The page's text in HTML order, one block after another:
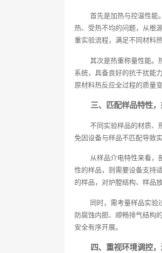
首先是加热与控温性能
热、受热不均的问题，从根
重实验流程，满足不同材料
其次是热重称量性能。
系统，具备良好的抗干扰能
原材料热反应全过程的质量
三、匹配样品特性
不同实验样品的材质、
免因设备与样品不匹配导致实
从样品介电特性来看，
性的样品，则需要设备支持
的样品，对炉膛结构、样品
同时，需考量样品实验
防腐蚀内胆、顺畅排气结构
安全有序开展。
四、重视环境调控